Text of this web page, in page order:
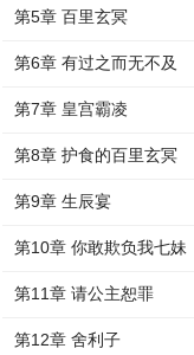
第5章 百里玄冥
第6章 有过之而无不及
第7章 皇宫霸凌
第8章 护食的百里玄冥
第9章 生辰宴
第10章 你敢欺负我七妹
第11章 请公主恕罪
第12章 舍利子